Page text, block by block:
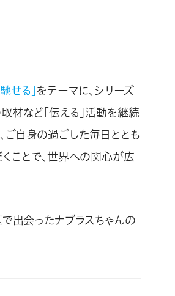
せる」をテーマに、シリーズ
材など「伝える」活動を継続
ご自身の過ごした毎日ととも
ことで、世界への関心が広
出会ったナブラスちゃんの